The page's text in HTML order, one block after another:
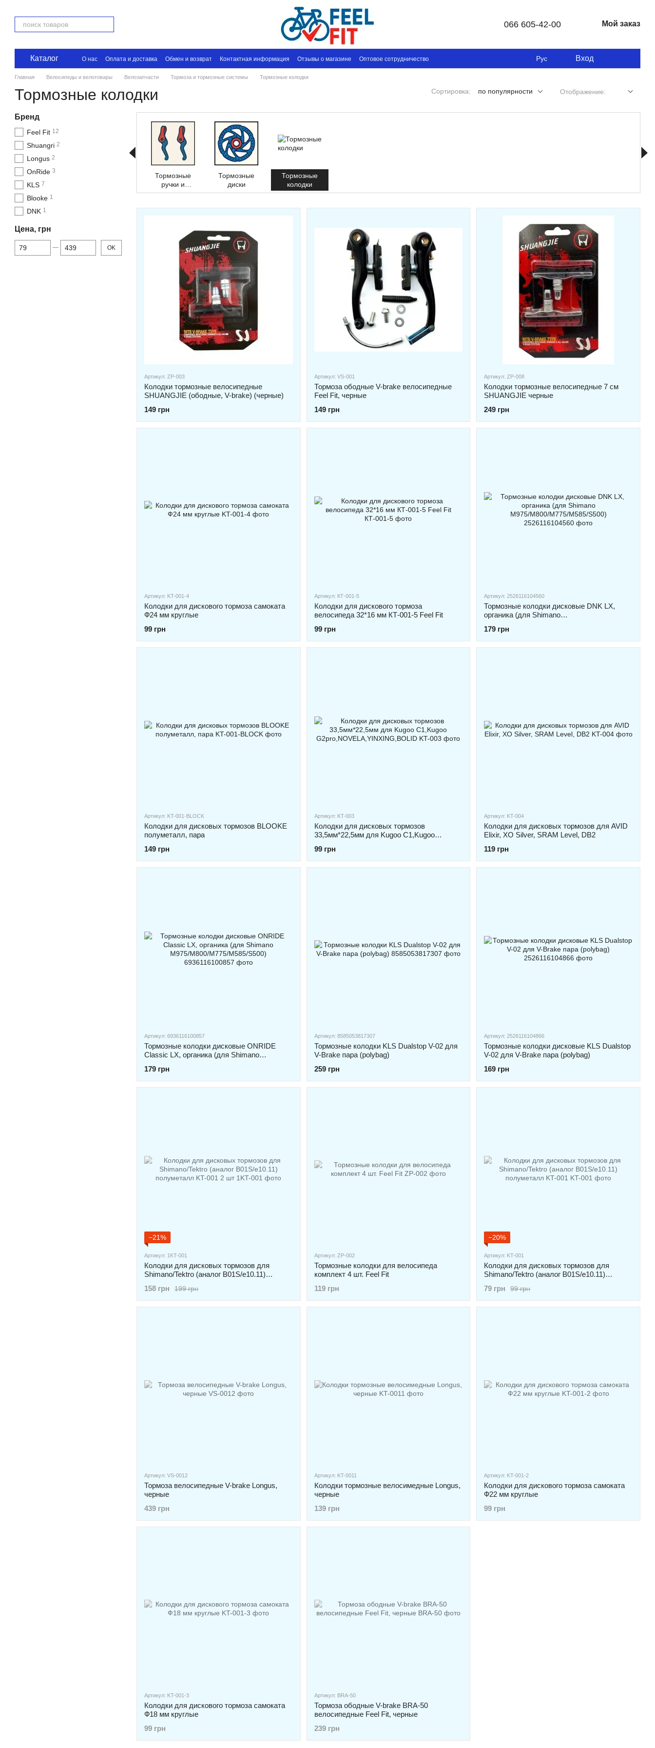
066 605-42-00 Мой заказ
Каталог О нас Оплата и доставка Обмен и возврат Контактная информация Отзывы о магазине Оптовое сотрудничество Рус Вход
Главная Велосипеды и велотовары Велозапчасти Тормоза и тормозные системы Тормозные колодки
Тормозные колодки Сортировка: по популярности Отображение:
Тормозные
ручки и
суппорта
Тормозные
диски
Тормозные
колодки
Артикул: ZP-003
Колодки тормозные велосипедные
SHUANGJIE (ободные, V-brake) (черные)
149 грн
Артикул: VS-001
Тормоза ободные V-brake велосипедные
Feel Fit, черные
149 грн
Артикул: ZP-008
Колодки тормозные велосипедные 7 см
SHUANGJIE черные
249 грн
Артикул: KT-001-4
Колодки для дискового тормоза самоката
Ф24 мм круглые
99 грн
Артикул: КТ-001-5
Колодки для дискового тормоза
велосипеда 32*16 мм КТ-001-5 Feel Fit
99 грн
Артикул: 2526116104560
Тормозные колодки дисковые DNK LX,
органика (для Shimano
179 грн
Артикул: KT-001-BLOCK
Колодки для дисковых тормозов BLOOKE
полуметалл, пара
149 грн
Артикул: KT-003
Колодки для дисковых тормозов
33,5мм*22,5мм для Kugoo C1,Kugoo
99 грн
Артикул: KT-004
Колодки для дисковых тормозов для AVID
Elixir, XO Silver, SRAM Level, DB2
119 грн
Артикул: 6936116100857
Тормозные колодки дисковые ONRIDE
Classic LX, органика (для Shimano
179 грн
Артикул: 8585053817307
Тормозные колодки KLS Dualstop V-02 для
V-Brake пара (polybag)
259 грн
Артикул: 2526116104866
Тормозные колодки дисковые KLS Dualstop
V-02 для V-Brake пара (polybag)
169 грн
−21%
Артикул: 1KT-001
Колодки для дисковых тормозов для
Shimano/Tektro (аналог B01S/e10.11)
199 грн
158 грн
Артикул: ZP-002
Тормозные колодки для велосипеда
комплект 4 шт. Feel Fit
119 грн
−20%
Артикул: KT-001
Колодки для дисковых тормозов для
Shimano/Tektro (аналог B01S/e10.11)
99 грн
79 грн
Артикул: VS-0012
Тормоза велосипедные V-brake Longus,
черные
439 грн
Артикул: KT-0011
Колодки тормозные велосимедные Longus,
черные
139 грн
Артикул: KT-001-2
Колодки для дискового тормоза самоката
Ф22 мм круглые
99 грн
Артикул: KT-001-3
Колодки для дискового тормоза самоката
Ф18 мм круглые
99 грн
Артикул: BRA-50
Тормоза ободные V-brake BRA-50
велосипедные Feel Fit, черные
239 грн
Бренд
Feel Fit 12
Shuangri 2
Longus 2
OnRide 3
KLS 7
Blooke 1
DNK 1
Цена, грн
От Цена, грн
До Цена, грн OK